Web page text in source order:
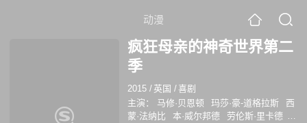
动漫
疯狂母亲的神奇世界第二
季
2015 / 英国 /喜剧
主演：
马修·贝恩顿 玛莎·豪-道格拉斯
西
蒙·法纳比
本·威尔邦德
劳伦斯·里卡德